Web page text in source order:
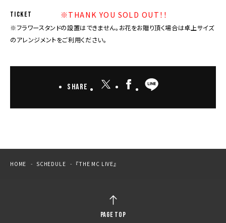
TICKET ※THANK YOU SOLD OUT！！
※フラワースタンドの設置はできません。お花をお贈り頂く場合は卓上サイズ
のアレンジメントをご利用ください。
Share
HOME SCHEDULE 『THE MC LIVE』
PAGE TOP